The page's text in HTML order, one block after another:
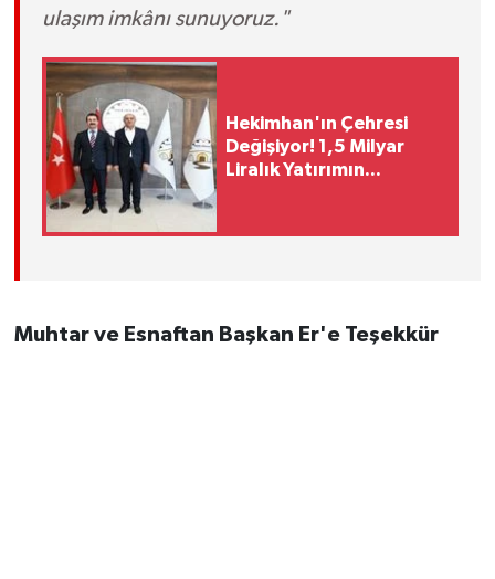
ulaşım imkânı sunuyoruz."
Hekimhan'ın Çehresi
Değişiyor! 1,5 Milyar
Liralık Yatırımın
Muhtar ve Esnaftan Başkan Er'e Teşekkür